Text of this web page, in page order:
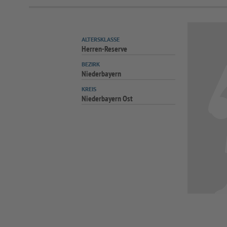
ALTERSKLASSE
Herren-Reserve
BEZIRK
Niederbayern
KREIS
Niederbayern Ost